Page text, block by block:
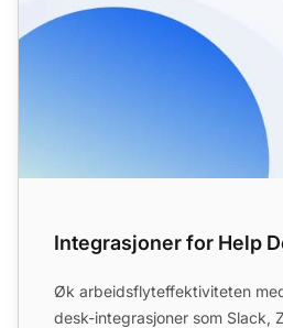
Integrasjoner for Help
Øk arbeidsflyteffektiviteten
desk-integrasjoner som Slack,